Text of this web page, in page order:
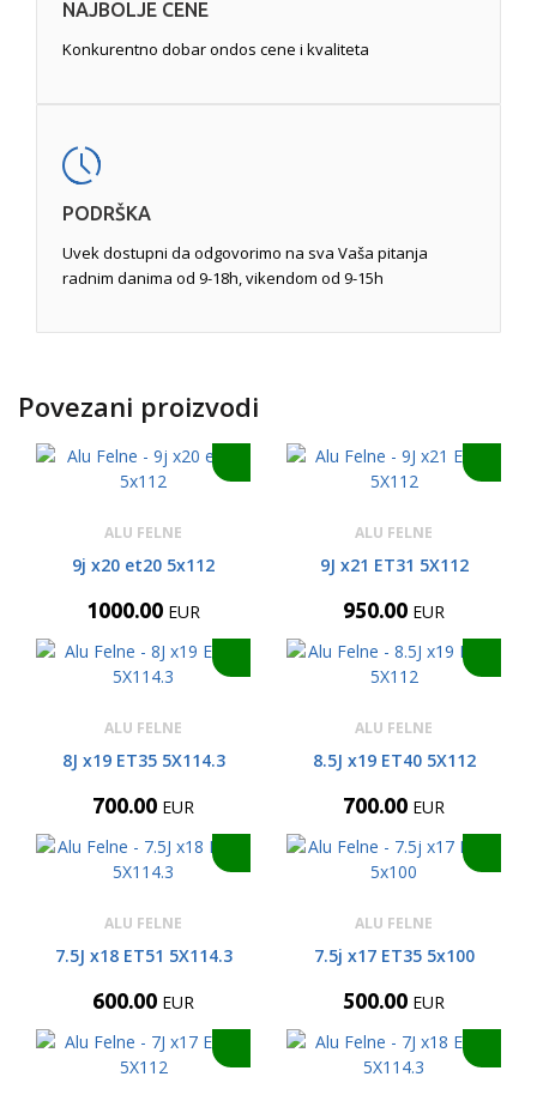
NAJBOLJE CENE
Konkurentno dobar ondos cene i kvaliteta
PODRŠKA
Uvek dostupni da odgovorimo na sva Vaša pitanja
radnim danima od 9-18h, vikendom od 9-15h
Povezani proizvodi
ALU FELNE
9j x20 et20 5x112
1000.00 EUR
ALU FELNE
9J x21 ET31 5X112
950.00 EUR
ALU FELNE
8J x19 ET35 5X114.3
700.00 EUR
ALU FELNE
8.5J x19 ET40 5X112
700.00 EUR
ALU FELNE
7.5J x18 ET51 5X114.3
600.00 EUR
ALU FELNE
7.5j x17 ET35 5x100
500.00 EUR